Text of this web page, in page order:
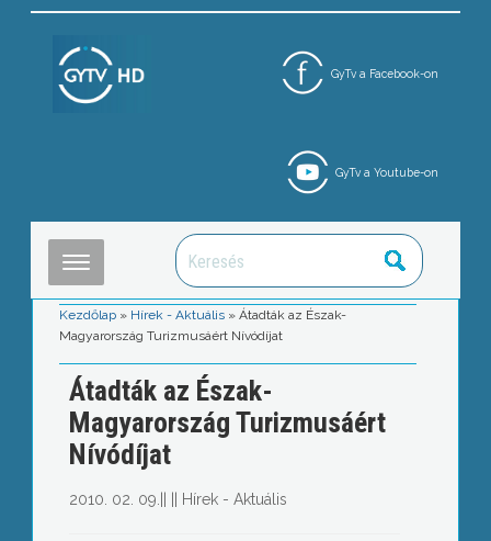
GyTv a Facebook-on
GyTv a Youtube-on
Kezdőlap » Hírek - Aktuális »Átadták az Észak-
Magyarország Turizmusáért Nívódíjat
Átadták az Észak-
Magyarország Turizmusáért
Nívódíjat
2010. 02. 09. Hírek - Aktuális